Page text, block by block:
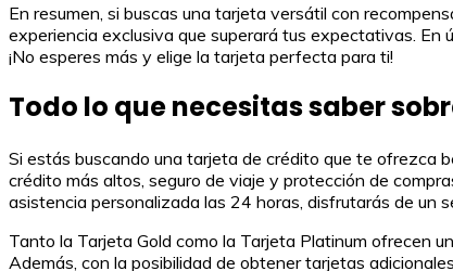
En resumen, si buscas una tarjeta versátil con
experiencia exclusiva que superará tus expectativas. En
¡No esperes más y elige la tarjeta perfecta para ti!
Todo lo que necesitas saber
Si estás buscando una tarjeta de crédito que te ofrezca
crédito más altos, seguro de viaje y protección de
asistencia personalizada las 24 horas, disfrutarás de un
Tanto la Tarjeta Gold como la Tarjeta Platinum ofrecen
Además, con la posibilidad de obtener tarjetas